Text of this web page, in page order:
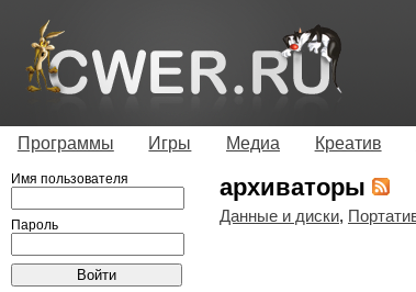
Программы Игры Медиа Креатив
архиваторы
Данные и диски,
Имя пользователя
Пароль